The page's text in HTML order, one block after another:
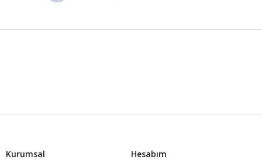
Kurumsal Hesabım